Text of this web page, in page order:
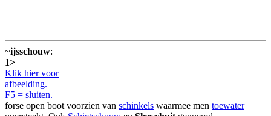
~ijsschouw:
1>
Klik hier voor
afbeelding.
F5 = sluiten.
forse open boot voorzien van schinkels waarmee men toewater